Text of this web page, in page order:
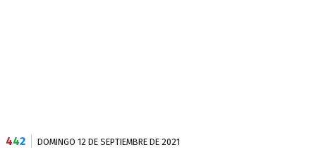
442 DOMINGO 12 DE SEPTIEMBRE DE 2021